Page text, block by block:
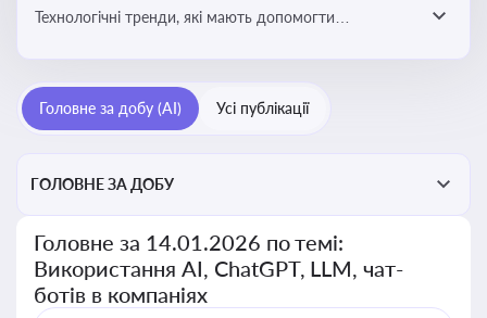
Технологічні тренди, які мають допомогти
ефективність і знизити витрати компаній
Головне за добу (AI) Усі публікації
ГОЛОВНЕ ЗА ДОБУ
Головне за 14.01.2026 по темі:
Використання AI, ChatGPT, LLM, чат-
ботів в компаніях